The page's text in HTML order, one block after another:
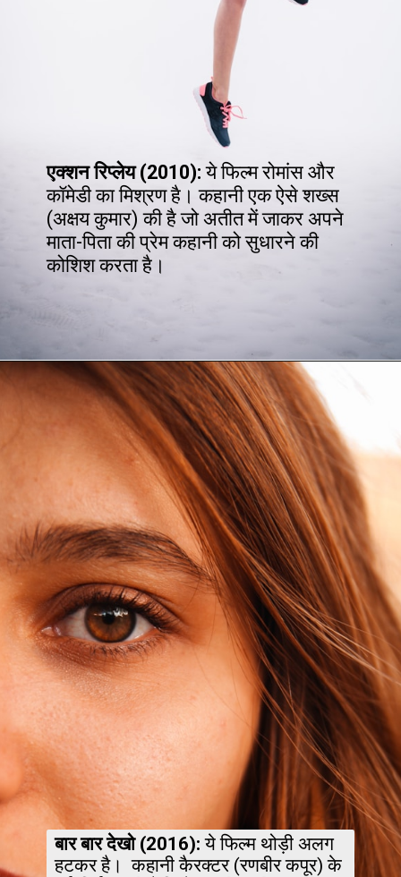
एक्शन रिप्लेय (2010): ये फिल्म रोमांस और
कॉमेडी का मिश्रण है। कहानी एक ऐसे शख्स
(अक्षय कुमार) की है जो अतीत में जाकर अपने
माता-पिता की प्रेम कहानी को सुधारने की
कोशिश करता है।
बार बार देखो (2016): ये फिल्म थोड़ी अलग
हटकर है। कहानी कैरक्टर (रणबीर कपूर) के